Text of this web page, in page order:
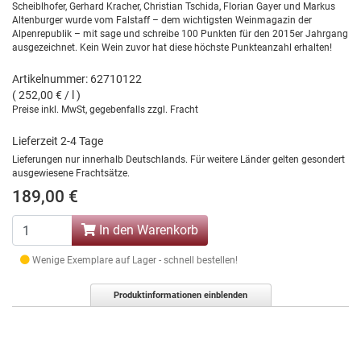
Scheiblhofer, Gerhard Kracher, Christian Tschida, Florian Gayer und Markus
Altenburger wurde vom Falstaff – dem wichtigsten Weinmagazin der
Alpenrepublik – mit sage und schreibe 100 Punkten für den 2015er Jahrgang
ausgezeichnet. Kein Wein zuvor hat diese höchste Punkteanzahl erhalten!
Artikelnummer: 62710122
( 252,00 € / l )
Preise inkl. MwSt, gegebenfalls zzgl. Fracht
Lieferzeit 2-4 Tage
Lieferungen nur innerhalb Deutschlands. Für weitere Länder gelten gesondert
ausgewiesene Frachtsätze.
189,00 €
In den Warenkorb
Wenige Exemplare auf Lager - schnell bestellen!
Produktinformationen einblenden